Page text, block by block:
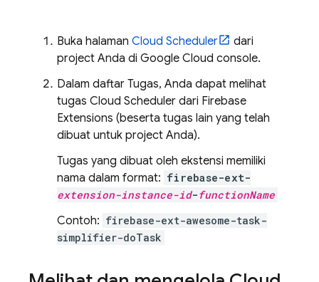
Buka halaman Cloud Scheduler
dari
project Anda di Google Cloud console.
Dalam daftar Tugas, Anda dapat melihat
tugas Cloud Scheduler dari Firebase
Extensions (beserta tugas lain yang telah
dibuat untuk project Anda).
Tugas yang dibuat oleh ekstensi memiliki
nama dalam format: firebase-ext-
extension-instance-id-functionName
Contoh: firebase-ext-awesome-task-
simplifier-doTask